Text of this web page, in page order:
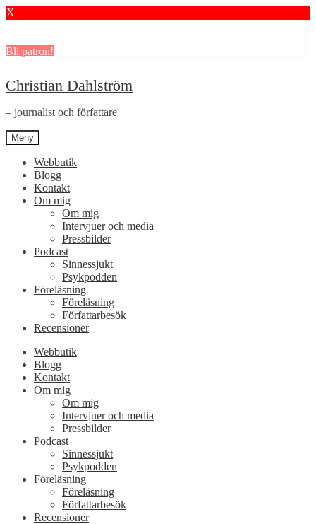
X
Bli patron!
Hoppa
till
navigering
Hoppa
till
innehåll
Christian Dahlström
– journalist och författare
Meny
Webbutik
Blogg
Kontakt
Om mig
Om mig
Intervjuer och media
Pressbilder
Podcast
Sinnessjukt
Psykpodden
Föreläsning
Föreläsning
Författarbesök
Recensioner
Webbutik
Blogg
Kontakt
Om mig
Om mig
Intervjuer och media
Pressbilder
Podcast
Sinnessjukt
Psykpodden
Föreläsning
Föreläsning
Författarbesök
Recensioner